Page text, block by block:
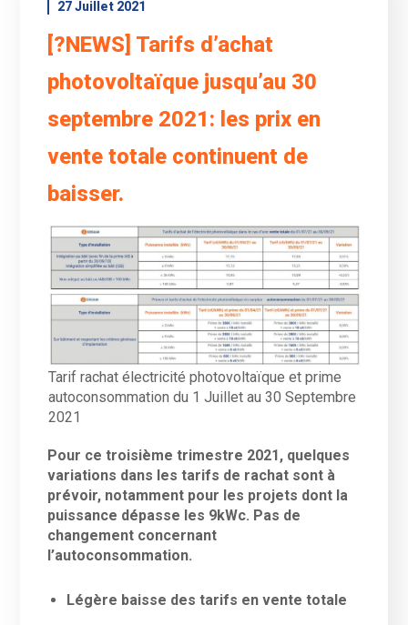
27 Juillet 2021
[?NEWS] Tarifs d’achat
photovoltaïque jusqu’au 30
septembre 2021: les prix en
vente totale continuent de
baisser.
Tarif rachat électricité photovoltaïque et prime
autoconsommation du 1 Juillet au 30 Septembre
2021
Pour ce troisième trimestre 2021, quelques
variations dans les tarifs de rachat sont à
prévoir, notamment pour les projets dont la
puissance dépasse les 9kWc. Pas de
changement concernant
l’autoconsommation.
Légère baisse des tarifs en vente totale